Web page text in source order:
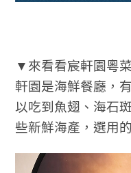
▼來看看宸軒園粵
軒園是海鮮餐廳，
以吃到魚翅、海石
些新鮮海產，選用